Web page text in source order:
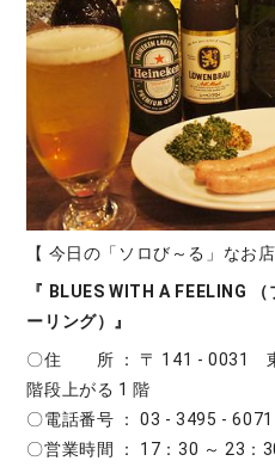
【 今日の「ソロび～る」なお
『 BLUES WITH A FEELING
ーリング）』
〇住 所 ： 〒 141 - 0031 東
階段上がる 1 階
〇電話番号 ： 03 - 3495 - 6071
〇営業時間 ： 17：30 ～ 23：